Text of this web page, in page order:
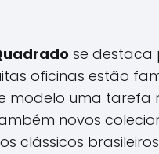
se destaca
oficinas estão
modelo uma tarefa
novos
clássicos